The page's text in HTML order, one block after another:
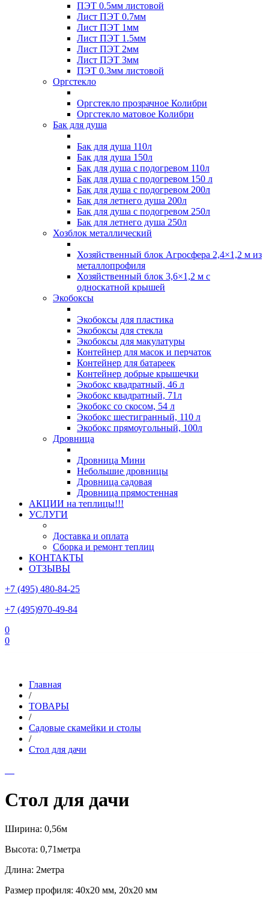
ПЭТ 0.5мм листовой
Лист ПЭТ 0.7мм
Лист ПЭТ 1мм
Лист ПЭТ 1.5мм
Лист ПЭТ 2мм
Лист ПЭТ 3мм
ПЭТ 0.3мм листовой
Оргстекло
Оргстекло прозрачное Колибри
Оргстекло матовое Колибри
Бак для душа
Бак для душа 110л
Бак для душа 150л
Бак для душа с подогревом 110л
Бак для душа с подогревом 150 л
Бак для душа с подогревом 200л
Бак для летнего душа 200л
Бак для душа с подогревом 250л
Бак для летнего душа 250л
Хозблок металлический
Хозяйственный блок Агросфера 2,4×1,2 м из
металлопрофиля
Хозяйственный блок 3,6×1,2 м с
односкатной крышей
Экобоксы
Экобоксы для пластика
Экобоксы для стекла
Экобоксы для макулатуры
Контейнер для масок и перчаток
Контейнер для батареек
Контейнер добрые крышечки
Экобокс квадратный, 46 л
Экобокс квадратный, 71л
Экобокс со скосом, 54 л
Экобокс шестигранный, 110 л
Экобокс прямоугольный, 100л
Дровница
Дровница Мини
Небольшие дровницы
Дровница садовая
Дровница прямостенная
АКЦИИ на теплицы!!!
УСЛУГИ
Доставка и оплата
Сборка и ремонт теплиц
КОНТАКТЫ
ОТЗЫВЫ
+7 (495) 480-84-25
+7 (495)970-49-84
0
0
Главная
/
ТОВАРЫ
/
Садовые скамейки и столы
/
Стол для дачи
Стол для дачи
Ширина: 0,56м
Высота: 0,71метра
Длина: 2метра
Размер профиля: 40х20 мм, 20х20 мм